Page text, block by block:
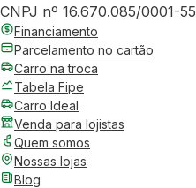
CNPJ nº 16.670.085/0001-55
Financiamento
Parcelamento no cartão
Carro na troca
Tabela Fipe
Carro Ideal
Venda para lojistas
Quem somos
Nossas lojas
Blog